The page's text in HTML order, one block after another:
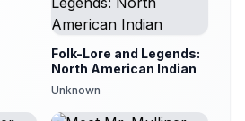
Folk-Lore and Legends:
North American Indian
Unknown